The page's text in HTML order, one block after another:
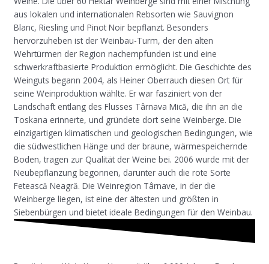
aus lokalen und internationalen Rebsorten wie Sauvignon
Blanc, Riesling und Pinot Noir bepflanzt. Besonders
hervorzuheben ist der Weinbau-Turm, der den alten
Wehrtürmen der Region nachempfunden ist und eine
schwerkraftbasierte Produktion ermöglicht. Die Geschichte des
Weinguts begann 2004, als Heiner Oberrauch diesen Ort für
seine Weinproduktion wählte. Er war fasziniert von der
Landschaft entlang des Flusses Târnava Mică, die ihn an die
Toskana erinnerte, und gründete dort seine Weinberge. Die
einzigartigen klimatischen und geologischen Bedingungen, wie
die südwestlichen Hänge und der braune, wärmespeichernde
Boden, tragen zur Qualität der Weine bei. 2006 wurde mit der
Neubepflanzung begonnen, darunter auch die rote Sorte
Fetească Neagră. Die Weinregion Târnave, in der die
Weinberge liegen, ist eine der ältesten und größten in
Siebenbürgen und bietet ideale Bedingungen für den Weinbau.